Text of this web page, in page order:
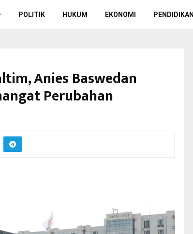
POLITIK HUKUM EKONOMI PENDIDIKAN
Anies Baswedan
Perubahan